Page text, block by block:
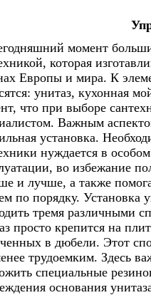
момент
которая
Европы и мира. К
унитаз, кухонная
что при выборе
Важным
установка.
нуждается в
во избежание
и лучше, а также
по порядку. Установка
тремя различными
просто крепится на
в дюбели. Этот
трудоемким. Здесь
специальные
основания